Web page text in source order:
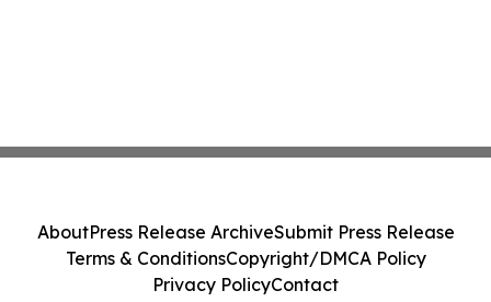
AboutPress Release ArchiveSubmit Press Release
Terms & ConditionsCopyright/DMCA Policy
Privacy PolicyContact